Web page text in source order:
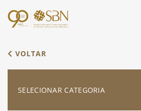
VOLTAR
SELECIONAR CATEGORIA